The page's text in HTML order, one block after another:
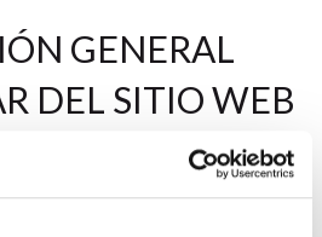
GENERAL
DEL SITIO WEB
en el artículo 10 de la Ley 34/2002,
de la Sociedad de la Información y
CE), se informa que el presente